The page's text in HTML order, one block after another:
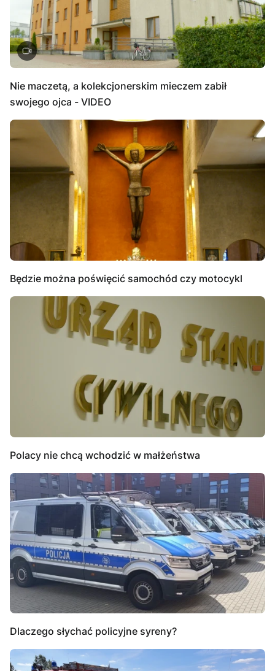
Nie maczetą, a kolekcjonerskim mieczem zabił
swojego ojca - VIDEO
Będzie można poświęcić samochód czy motocykl
Polacy nie chcą wchodzić w małżeństwa
Dlaczego słychać policyjne syreny?